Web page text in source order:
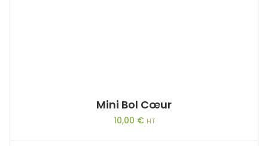
Mini Bol Cœur
10,00 € HT